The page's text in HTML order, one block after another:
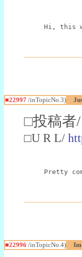
Hi, this
■22997 /inTopicNo.3)
□投稿者/
□U R L/
Pretty
■22996 /inTopicNo.4) Im